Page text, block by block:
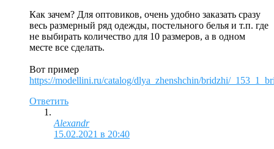
Как зачем? Для оптовиков, очень удобно заказать сразу
весь размерный ряд одежды, постельного белья и т.п. где
не выбирать количество для 10 размеров, а в одном
месте все сделать.
Вот пример
https://modellini.ru/catalog/dlya_zhenshchin/bridzhi/
Ответить
Alexandr
15.02.2021 в 20:40